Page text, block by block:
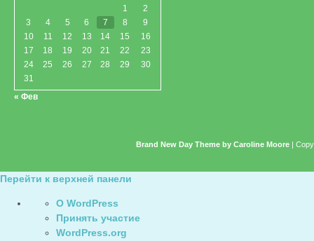
1
2
3
4 5 6 7 8
9
10
11 12 13 14 15
16
17
18 19 20 21 22
23
24
25 26 27 28 29
30
31
« Фев
Brand New Day Theme by Caroline Moore |
Перейти к верхней панели
WordPress
О WordPress
Принять участие
WordPress.org